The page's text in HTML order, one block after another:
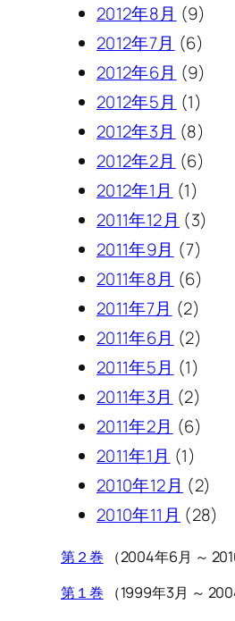
2012年8月 (9)
2012年7月 (6)
2012年6月 (9)
2012年5月 (1)
2012年3月 (8)
2012年2月 (6)
2012年1月 (1)
2011年12月 (3)
2011年9月 (7)
2011年8月 (6)
2011年7月 (2)
2011年6月 (2)
2011年5月 (1)
2011年3月 (2)
2011年2月 (6)
2011年1月 (1)
2010年12月 (2)
2010年11月 (28)
第２巻 （2004年6月 ～
第１巻 （1999年3月 ～